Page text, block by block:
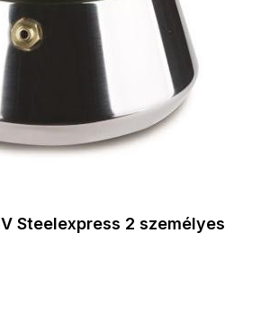
Steelexpress 2 személyes